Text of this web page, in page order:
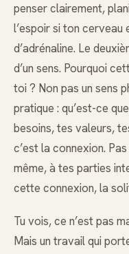
penser clairement,
l’espoir si ton
d’adrénaline. Le
d’un sens. Pourquoi
toi ? Non pas un sens
pratique : qu’est-ce
besoins, tes valeurs,
c’est la connexion.
même, à tes parties
cette connexion, la
Tu vois, ce n’est pas
Mais un travail qui